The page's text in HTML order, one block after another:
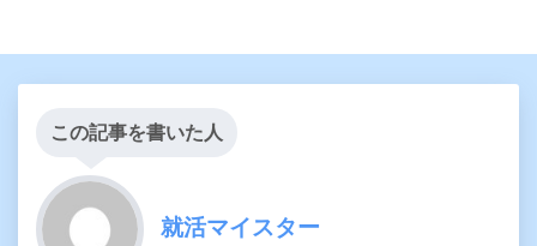
この記事を書いた人
就活マイスター